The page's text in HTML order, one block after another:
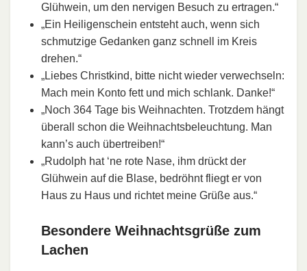
Glühwein, um den nervigen Besuch zu ertragen.“
„Ein Heiligenschein entsteht auch, wenn sich
schmutzige Gedanken ganz schnell im Kreis
drehen.“
„Liebes Christkind, bitte nicht wieder verwechseln:
Mach mein Konto fett und mich schlank. Danke!“
„Noch 364 Tage bis Weihnachten. Trotzdem hängt
überall schon die Weihnachtsbeleuchtung. Man
kann’s auch übertreiben!“
„Rudolph hat ‘ne rote Nase, ihm drückt der
Glühwein auf die Blase, bedröhnt fliegt er von
Haus zu Haus und richtet meine Grüße aus.“
Besondere Weihnachtsgrüße zum
Lachen